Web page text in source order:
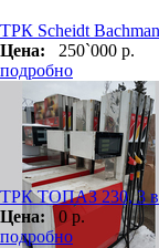
ТРК Scheidt
Цена:
250`000 р.
подробно
ТРК ТОПАЗ 230, 3
Цена: 0 р.
подробно